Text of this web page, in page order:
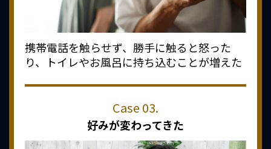
携帯電話を触らせず、勝手に触ると怒った
り、トイレやお風呂に持ち込むことが増えた
好みが変わってきた